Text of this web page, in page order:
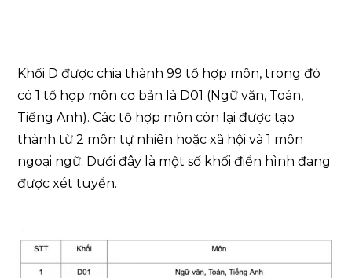
Khối D được chia thành 99 tổ hợp môn, trong đó
có 1 tổ hợp môn cơ bản là D01 (Ngữ văn, Toán,
Tiếng Anh). Các tổ hợp môn còn lại được tạo
thành từ 2 môn tự nhiên hoặc xã hội và 1 môn
ngoại ngữ. Dưới đây là một số khối điển hình đang
được xét tuyển.